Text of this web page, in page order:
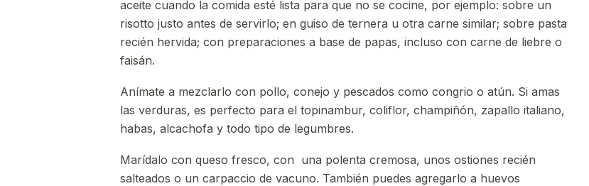
aceite cuando la comida esté lista para que no se cocine, por ejemplo: sobre un
risotto justo antes de servirlo; en guiso de ternera u otra carne similar; sobre pasta
recién hervida; con preparaciones a base de papas, incluso con carne de liebre o
faisán.
Anímate a mezclarlo con pollo, conejo y pescados como congrio o atún. Si amas
las verduras, es perfecto para el topinambur, coliflor, champiñón, zapallo italiano,
habas, alcachofa y todo tipo de legumbres.
Marídalo con queso fresco, con una polenta cremosa, unos ostiones recién
salteados o un carpaccio de vacuno. También puedes agregarlo a huevos